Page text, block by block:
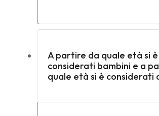
A partire da quale età si è
considerati bambini e a
quale età si è considerati